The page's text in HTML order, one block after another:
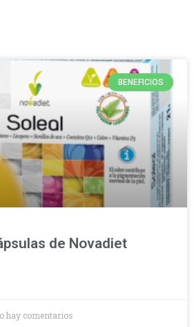
BENEFICIOS
de Novadiet
hay comentarios